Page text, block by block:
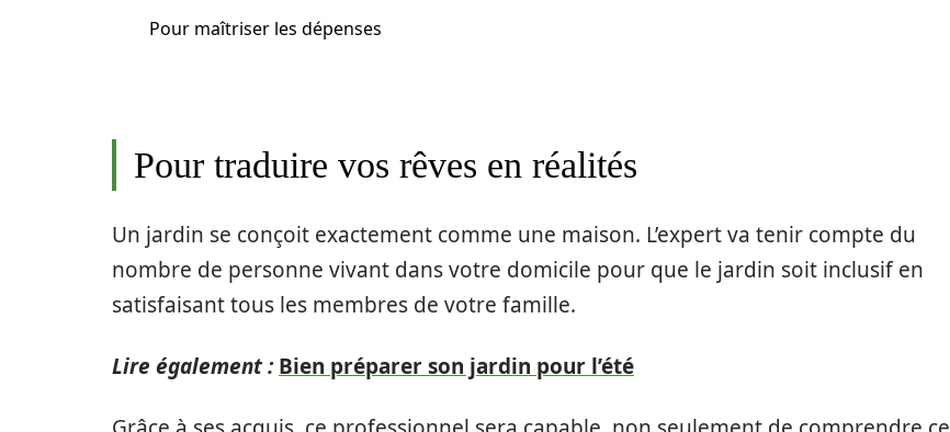
Pour maîtriser les dépenses
Pour traduire vos rêves en réalités
Un jardin se conçoit exactement comme une maison. L’expert va tenir compte du
nombre de personne vivant dans votre domicile pour que le jardin soit inclusif en
satisfaisant tous les membres de votre famille.
Lire également : Bien préparer son jardin pour l’été